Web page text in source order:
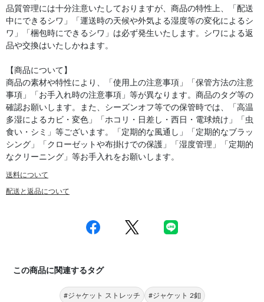
品質管理には十分注意いたしておりますが、商品の特性上、「配送
中にできるシワ」「運送時の天候や外気よる湿度等の変化によるシ
ワ」「梱包時にできるシワ」は必ず発生いたします。シワによる返
品や交換はいたしかねます。
【商品について】
商品の素材や特性により、「使用上の注意事項」「保管方法の注意
事項」「お手入れ時の注意事項」等が異なります。商品のタグ等の
確認お願いします。また、シーズンオフ等での保管時では、「高温
多湿によるカビ・変色」「ホコリ・日差し・西日・電球焼け」「虫
食い・シミ」等ございます。「定期的な風通し」「定期的なブラッ
シング」「クローゼットや布掛けでの保護」「湿度管理」「定期的
なクリーニング」等お手入れをお願いします。
送料について
配送と返品について
この商品に関連するタグ
#ジャケット ストレッチ #ジャケット 2釦